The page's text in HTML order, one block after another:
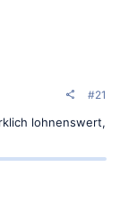
#21
lohnenswert,